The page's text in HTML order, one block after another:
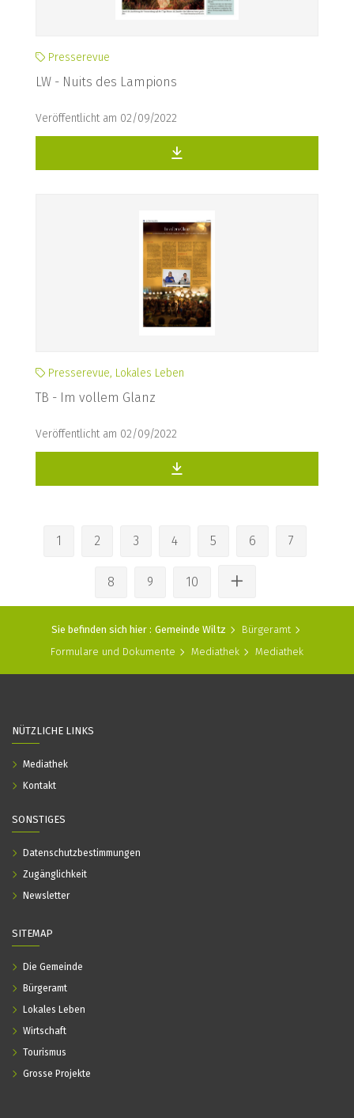
Presserevue
LW - Nuits des Lampions
Veröffentlicht am 02/09/2022
Presserevue, Lokales Leben
TB - Im vollem Glanz
Veröffentlicht am 02/09/2022
1 2 3 4 5 6 7
8 9 10
Sie befinden sich hier : Gemeinde Wiltz
Bürgeramt
Formulare und Dokumente
Mediathek Mediathek
SITEMAP
Die Gemeinde
Bürgeramt
Lokales Leben
Wirtschaft
Tourismus
Grosse Projekte
NÜTZLICHE LINKS
Mediathek
Kontakt
SONSTIGES
Datenschutzbestimmungen
Zugänglichkeit
Newsletter